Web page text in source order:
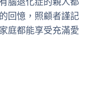
回憶，照顧者謹記
庭都能享受充滿愛